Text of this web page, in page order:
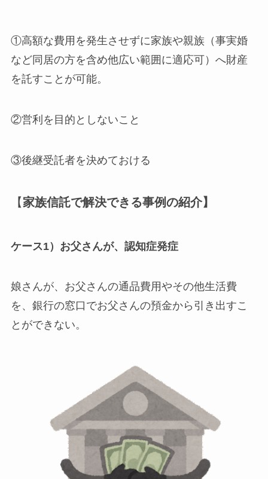
①高額な費用を発生させずに家族や親族（事実婚
など同居の方を含め他広い範囲に適応可）へ財産
を託すことが可能。
②営利を目的としないこと
③後継受託者を決めておける
【家族信託で解決できる事例の紹介】
ケース1）お父さんが、認知症発症
娘さんが、お父さんの通品費用やその他生活費
を、銀行の窓口でお父さんの預金から引き出すこ
とができない。